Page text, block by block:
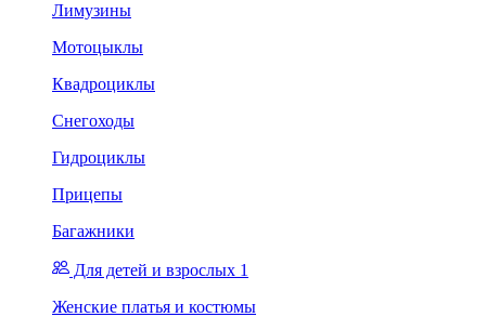
Лимузины
Мотоцыклы
Квадроциклы
Снегоходы
Гидроциклы
Прицепы
Багажники
Для детей и взрослых 1
Женские платья и костюмы